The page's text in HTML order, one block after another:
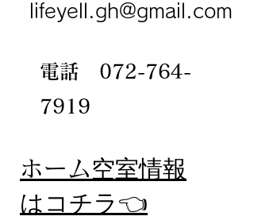
lifeyell.gh@gmail.com
電話 072-764-
7919
​ホーム空室情報
​はコチラ👈